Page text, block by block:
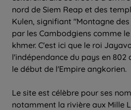
nord de Siem Reap et des
Kulen, signifiant "Montagne
par les Cambodgiens comme
khmer. C'est ici que le roi
l'indépendance du pays en 802
le début de l'Empire angkorien.
Le site est célèbre pour ses
notamment la rivière aux Mille